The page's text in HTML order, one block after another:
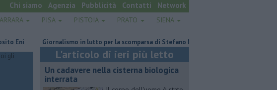
Chi siamo
Agenzia Pubblicità Contatti Network
PISA PISTOIA PRATO SIENA
Giornalismo in lutto per la scomparsa di Stefano Marcelli
L'articolo di ieri più letto
Un cadavere nella cisterna biologica
interrata